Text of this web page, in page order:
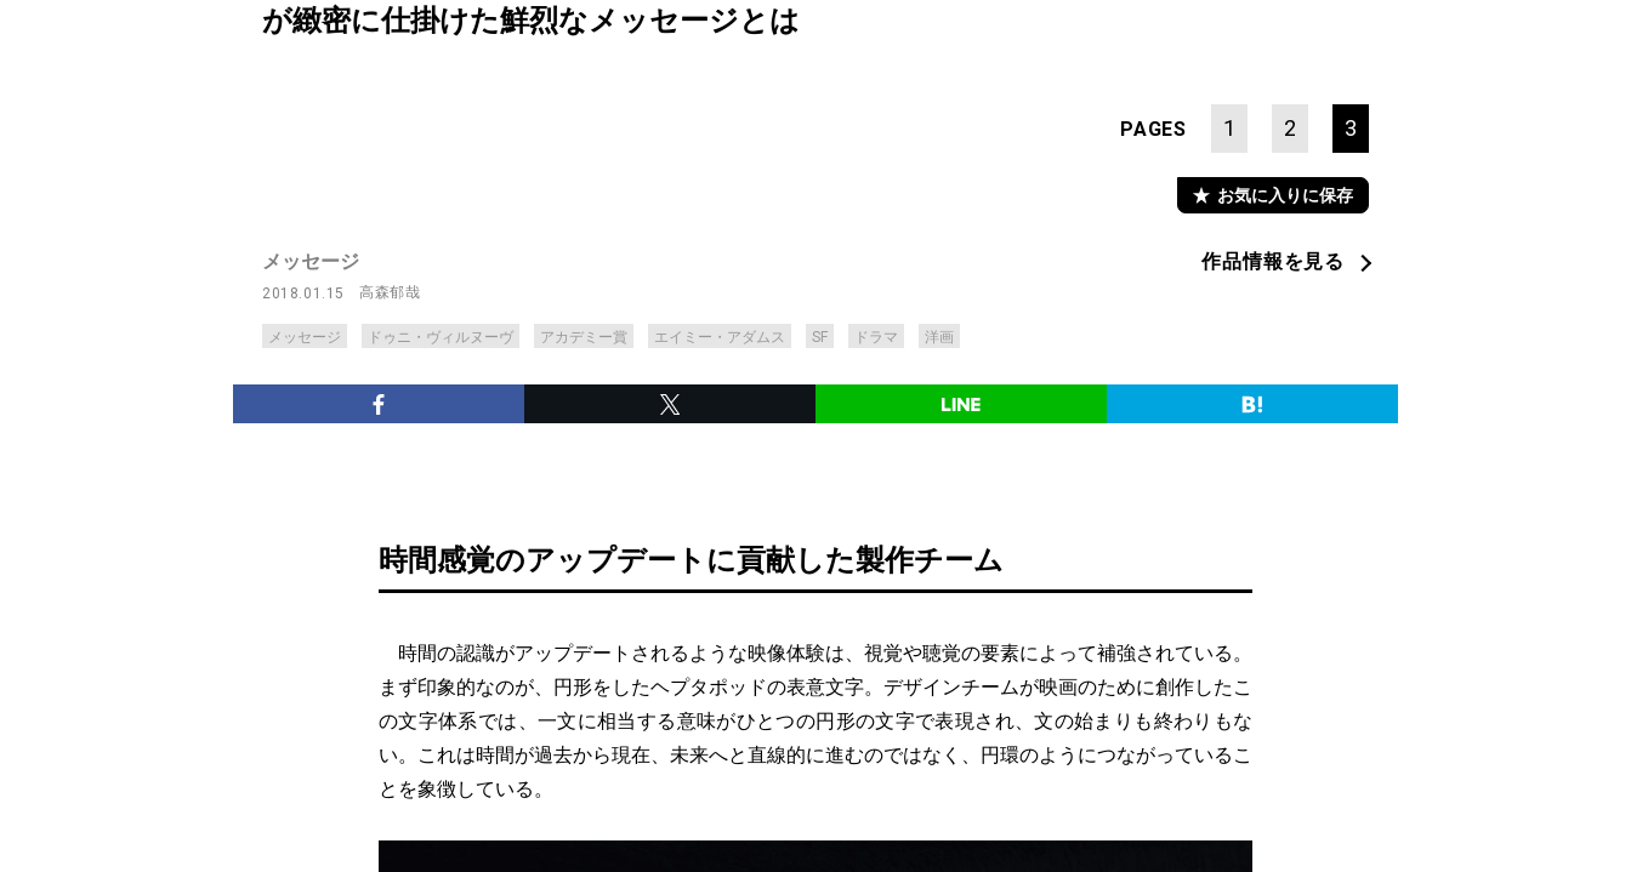
が緻密に仕掛けた鮮烈なメッセージとは
PAGES 1 2 3
お気に入りに保存
メッセージ
2018.01.15 高森郁哉
メッセージ ドゥニ・ヴィルヌーヴ アカデミー賞 エイミー・アダムス SF ドラマ 洋画
作品情報を見る
時間感覚のアップデートに貢献した製作チーム
時間の認識がアップデートされるような映像体験は、視覚や聴覚の要素によって補強されている。
まず印象的なのが、円形をしたヘプタポッドの表意文字。デザインチームが映画のために創作したこ
の文字体系では、一文に相当する意味がひとつの円形の文字で表現され、文の始まりも終わりもな
い。これは時間が過去から現在、未来へと直線的に進むのではなく、円環のようにつながっているこ
とを象徴している。